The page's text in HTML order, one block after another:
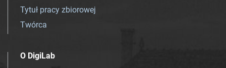
Tytuł pracy zbiorowej
Twórca
O DigiLab